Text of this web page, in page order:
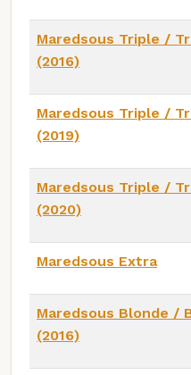
Maredsous Triple /
(2016)
Maredsous Triple /
(2019)
Maredsous Triple /
(2020)
Maredsous Extra
Maredsous Blonde /
(2016)